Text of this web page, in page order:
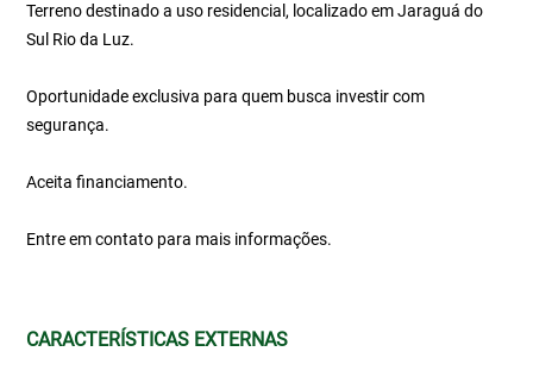
Terreno destinado a uso residencial, localizado em Jaraguá do
Sul Rio da Luz.
Oportunidade exclusiva para quem busca investir com
segurança.
Aceita financiamento.
Entre em contato para mais informações.
CARACTERÍSTICAS EXTERNAS